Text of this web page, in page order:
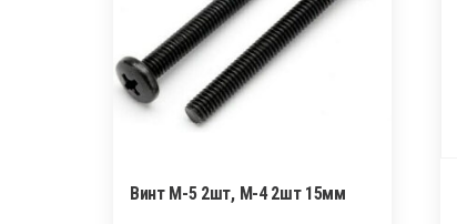
Винт М-5 2шт, М-4 2шт 15мм